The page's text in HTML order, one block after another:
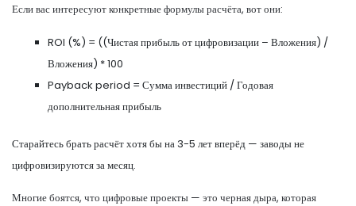
Если вас интересуют конкретные формулы расчёта, вот они:
ROI (%) = ((Чистая прибыль от цифровизации – Вложения) /
Вложения) * 100
Payback period = Сумма инвестиций / Годовая
дополнительная прибыль
Старайтесь брать расчёт хотя бы на 3-5 лет вперёд — заводы не
цифровизируются за месяц.
Многие боятся, что цифровые проекты — это черная дыра, которая